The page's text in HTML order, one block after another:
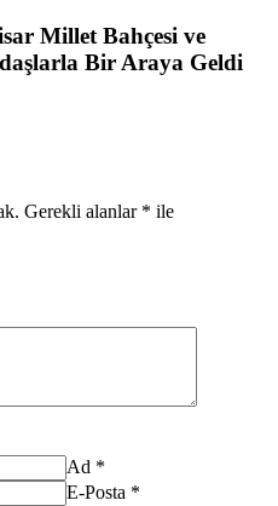
Millet Bahçesi ve
Bir Araya Geldi
Gerekli alanlar * ile
Ad *
E-Posta *